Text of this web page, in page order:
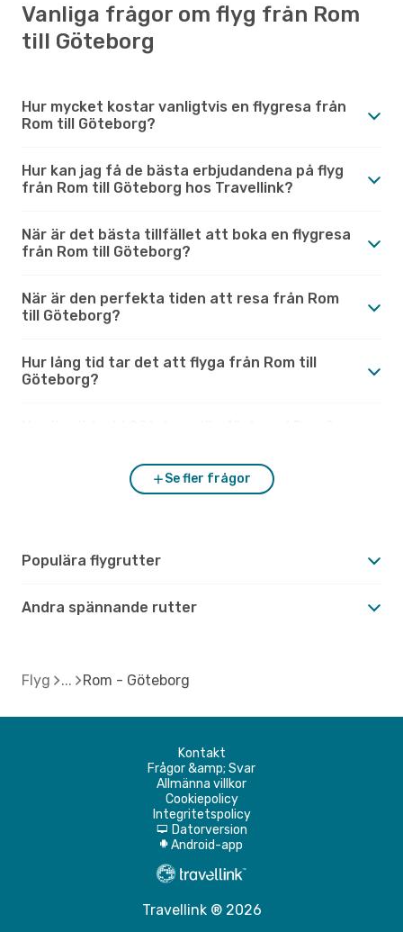
Vanliga frågor om flyg från Rom
till Göteborg
Hur mycket kostar vanligtvis en flygresa från
Rom till Göteborg?
Hur kan jag få de bästa erbjudandena på flyg
från Rom till Göteborg hos Travellink?
När är det bästa tillfället att boka en flygresa
från Rom till Göteborg?
När är den perfekta tiden att resa från Rom
till Göteborg?
Hur lång tid tar det att flyga från Rom till
Göteborg?
Se fler frågor
Populära flygrutter
Andra spännande rutter
Flyg Rom - Göteborg
Kontakt
Frågor &amp; Svar
Allmänna villkor
Cookiepolicy
Integritetspolicy
d Datorversion
A Android-app
Travellink ® 2026